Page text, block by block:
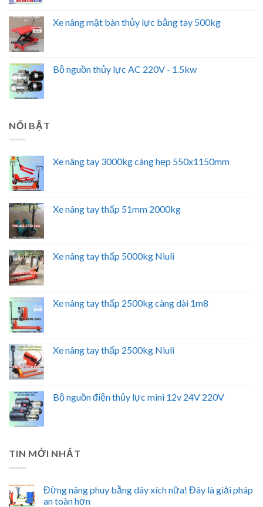
Xe nâng mặt bàn thủy lực bằng tay 500kg
Bộ nguồn thủy lực AC 220V - 1.5kw
NỔI BẬT
Xe nâng tay 3000kg càng hẹp 550x1150mm
Xe nâng tay thấp 51mm 2000kg
Xe nâng tay thấp 5000kg Niuli
Xe nâng tay thấp 2500kg càng dài 1m8
Xe nâng tay thấp 2500kg Niuli
Bộ nguồn điện thủy lực mini 12v 24V 220V
TIN MỚI NHẤT
Đừng nâng phuy bằng dây xích nữa! Đây là giải pháp
an toàn hơn